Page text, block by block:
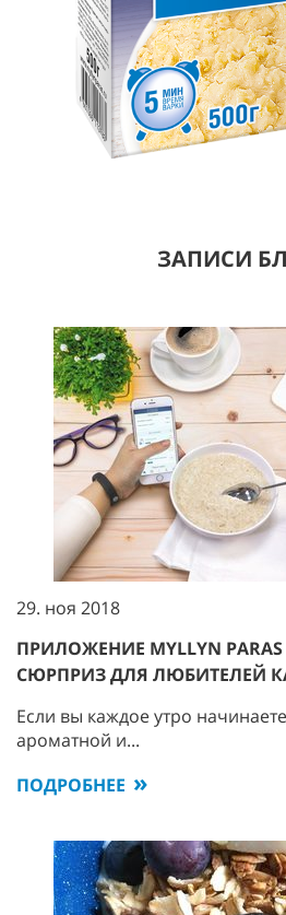
ЗАПИСИ
29. ноя 2018
ПРИЛОЖЕНИЕ MYLLYN
СЮРПРИЗ ДЛЯ ЛЮБИТЕЛЕЙ
Если вы каждое утро
ароматной и...
ПОДРОБНЕЕ